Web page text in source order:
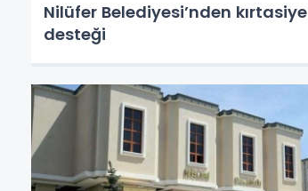
Nilüfer Belediyesi’nden kırtasiye
desteği